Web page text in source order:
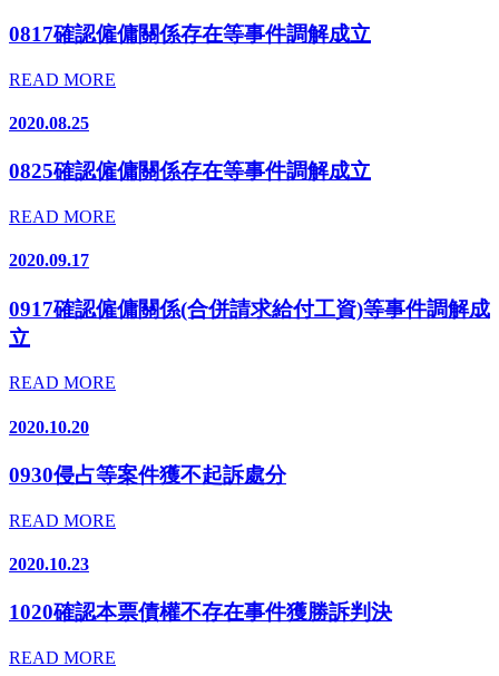
0817確認僱傭關係存在等事件調解成立
READ MORE
2020.08.25
0825確認僱傭關係存在等事件調解成立
READ MORE
2020.09.17
0917確認僱傭關係(合併請求給付工資)等事件調解成
立
READ MORE
2020.10.20
0930侵占等案件獲不起訴處分
READ MORE
2020.10.23
1020確認本票債權不存在事件獲勝訴判決
READ MORE